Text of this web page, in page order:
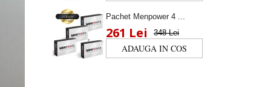
Pachet Menpower 4 ...
261 Lei 348 Lei